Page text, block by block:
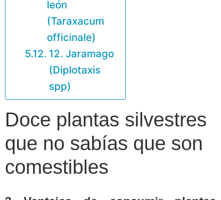
león
(Taraxacum
officinale)
12. Jaramago
(Diplotaxis
spp)
Doce plantas silvestres
que no sabías que son
comestibles